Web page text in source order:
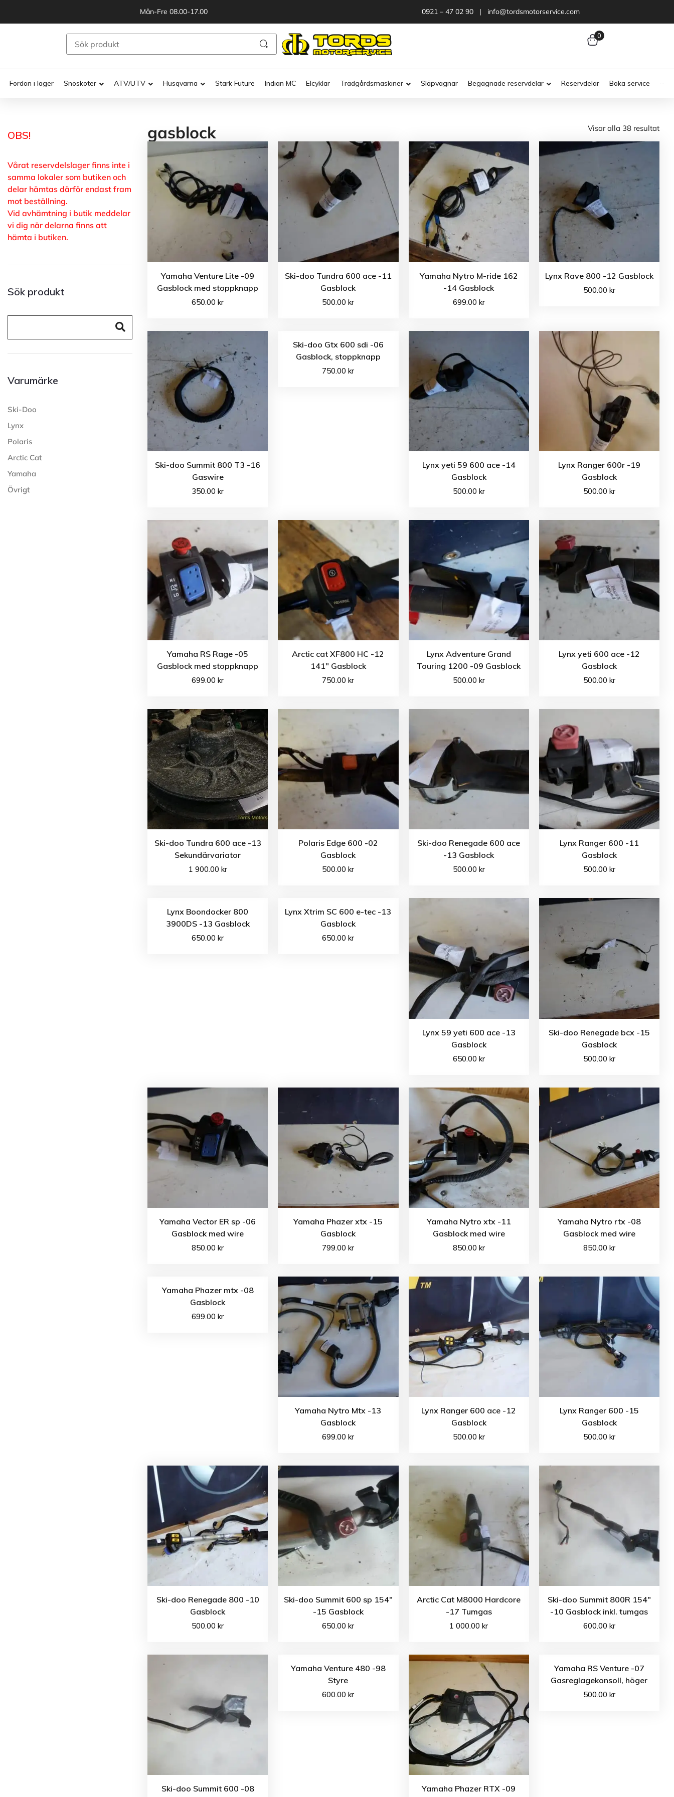
Mån-Fre 08.00-17.00 0921 – 47 02 90 | info@tordsmotorservice.com
0
Fordon i lager Snöskoter ATV/UTV Husqvarna Stark Future Indian MC Elcyklar Trädgårdsmaskiner Släpvagnar Begagnade reservdelar Reservdelar Boka service ···
OBS!
Vårat reservdelslager finns inte i
samma lokaler som butiken och
delar hämtas därför endast fram
mot beställning.
Vid avhämtning i butik meddelar
vi dig när delarna finns att
hämta i butiken.
Sök produkt
Varumärke
Ski-Doo
Lynx
Polaris
Arctic Cat
Yamaha
Övrigt
gasblock Visar alla 38 resultat
Yamaha Venture Lite -09
Gasblock med stoppknapp
650.00kr
Ski-doo Tundra 600 ace -11
Gasblock
500.00kr
Yamaha Nytro M-ride 162
-14 Gasblock
699.00 kr
Lynx Rave 800 -12 Gasblock
500.00 kr
Ski-doo Summit 800 T3 -16
Gaswire
350.00kr
Ski-doo Gtx 600 sdi -06
Gasblock, stoppknapp
750.00kr
Lynx yeti 59 600 ace -14
Gasblock
500.00 kr
Lynx Ranger 600r -19
Gasblock
500.00 kr
Yamaha RS Rage -05
Gasblock med stoppknapp
699.00kr
Arctic cat XF800 HC -12
141″ Gasblock
750.00kr
Lynx Adventure Grand
Touring 1200 -09 Gasblock
500.00 kr
Lynx yeti 600 ace -12
Gasblock
500.00 kr
Ski-doo Tundra 600 ace -13
Sekundärvariator
1 900.00 kr
Polaris Edge 600 -02
Gasblock
500.00kr
Ski-doo Renegade 600 ace
-13 Gasblock
500.00 kr
Lynx Ranger 600 -11
Gasblock
500.00 kr
Lynx Boondocker 800
3900DS -13 Gasblock
650.00kr
Lynx Xtrim SC 600 e-tec -13
Gasblock
650.00kr
Lynx 59 yeti 600 ace -13
Gasblock
650.00 kr
Ski-doo Renegade bcx -15
Gasblock
500.00 kr
Yamaha Vector ER sp -06
Gasblock med wire
850.00kr
Yamaha Phazer xtx -15
Gasblock
799.00kr
Yamaha Nytro xtx -11
Gasblock med wire
850.00 kr
Yamaha Nytro rtx -08
Gasblock med wire
850.00 kr
Yamaha Phazer mtx -08
Gasblock
699.00kr
Yamaha Nytro Mtx -13
Gasblock
699.00kr
Lynx Ranger 600 ace -12
Gasblock
500.00 kr
Lynx Ranger 600 -15
Gasblock
500.00 kr
Ski-doo Renegade 800 -10
Gasblock
500.00kr
Ski-doo Summit 600 sp 154″
-15 Gasblock
650.00kr
Arctic Cat M8000 Hardcore
-17 Tumgas
1 000.00kr
Ski-doo Summit 800R 154″
-10 Gasblock inkl. tumgas
600.00 kr
Ski-doo Summit 600 -08
Yamaha Venture 480 -98
Styre
600.00kr
Yamaha Phazer RTX -09
Yamaha RS Venture -07
Gasreglagekonsoll, höger
500.00 kr